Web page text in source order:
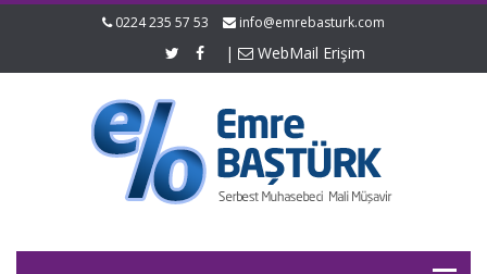
0224 235 57 53 info@emrebasturk.com
| WebMail Erişim